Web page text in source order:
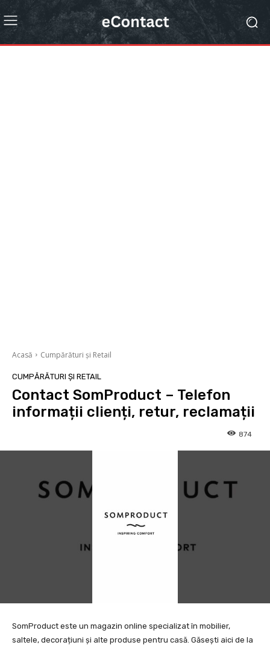
Acasă Cumpărături și Retail
CUMPĂRĂTURI ȘI RETAIL
Contact SomProduct – Telefon
informații clienți, retur, reclamații
874
SomProduct este un magazin online specializat în mobilier,
saltele, decorațiuni și alte produse pentru casă. Găsești aici de la